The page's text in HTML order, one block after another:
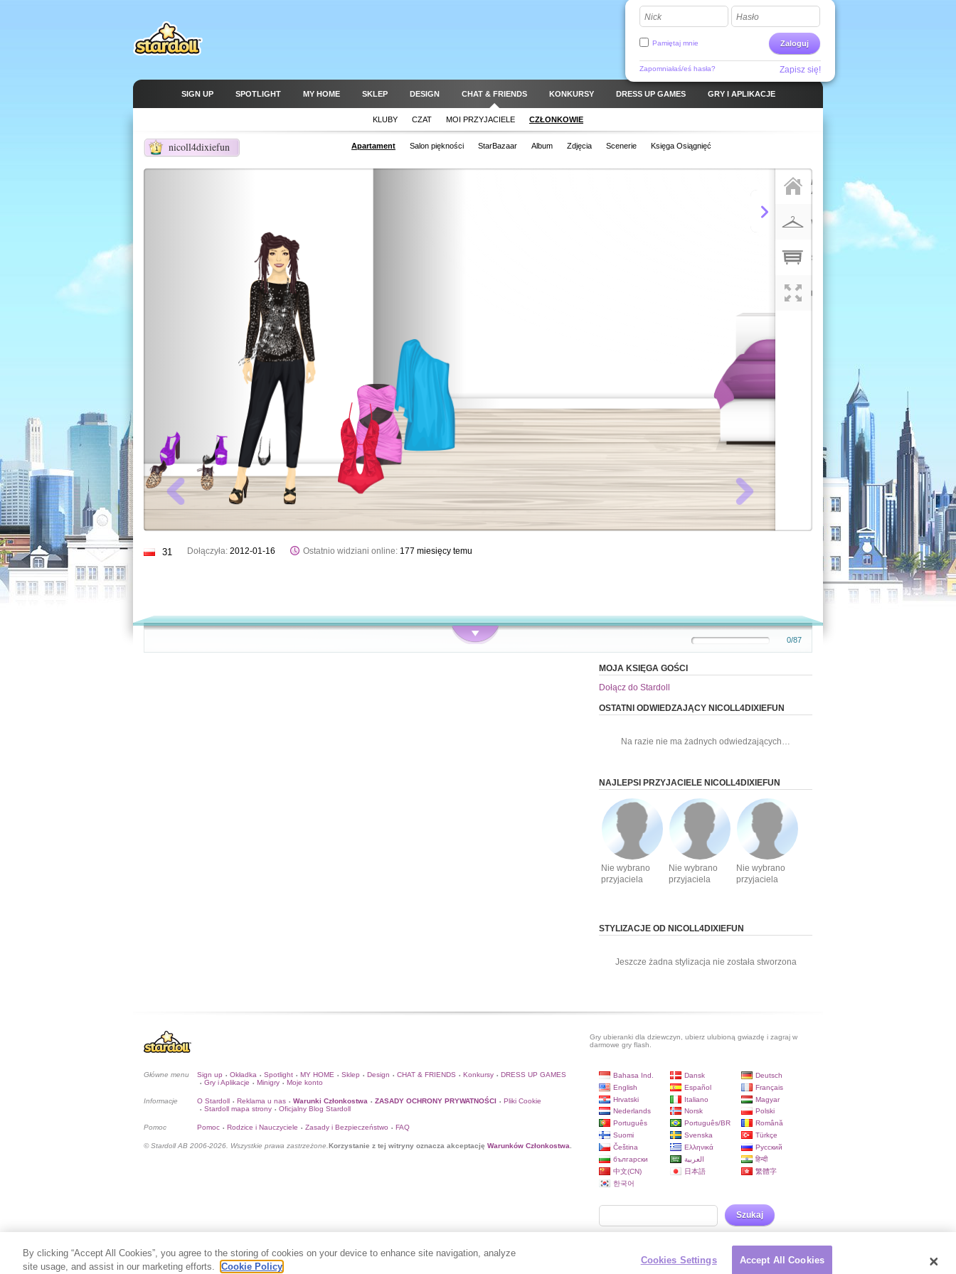
Nick Hasło
Zaloguj
Pamiętaj mnie
Zapomniałaś/eś hasła? Zapisz się!
SIGN UP SPOTLIGHT MY HOME SKLEP DESIGN CHAT & FRIENDS KONKURSY DRESS UP GAMES GRY I APLIKACJE
KLUBY CZAT MOI PRZYJACIELE CZŁONKOWIE
nicoll4dixiefun
1 Apartament Salon piękności StarBazaar Album Zdjęcia Scenerie Księga Osiągnięć
31 Dołączyła: 2012-01-16 Ostatnio widziani online: 177 miesięcy temu
0/87
MOJA KSIĘGA GOŚCI
Dołącz do Stardoll
OSTATNI ODWIEDZAJĄCY NICOLL4DIXIEFUN
Na razie nie ma żadnych odwiedzających…
NAJLEPSI PRZYJACIELE NICOLL4DIXIEFUN
Nie wybrano
przyjaciela
Nie wybrano
przyjaciela
Nie wybrano
przyjaciela
STYLIZACJE OD NICOLL4DIXIEFUN
Jeszcze żadna stylizacja nie została stworzona
Gry ubieranki dla dziewczyn, ubierz ulubioną gwiazdę i zagraj w
darmowe gry flash.
Główne menu Sign up • Okładka • Spotlight • MY HOME • Sklep • Design • CHAT & FRIENDS • Konkursy • DRESS UP GAMES
• Gry i Aplikacje • Minigry • Moje konto
Informacje O Stardoll • Reklama u nas • Warunki Członkostwa • ZASADY OCHRONY PRYWATNOŚCI • Pliki Cookie
• Stardoll mapa strony • Oficjalny Blog Stardoll
Pomoc Pomoc • Rodzice i Nauczyciele • Zasady i Bezpieczeństwo • FAQ
© Stardoll AB 2006-2026. Wszystkie prawa zastrzeżone. Korzystanie z tej witryny oznacza akceptację Warunków Członkostwa
Bahasa Ind. Dansk
Deutsch
English
Español
Français
Hrvatski
Italiano
Magyar
Nederlands
Norsk
Polski
Português
Português/BR
Română
Suomi
Svenska
Türkçe
Čeština
Ελληνικά
Русский
български
العربية
हिन्दी
中文(CN)
日本語
繁體字
한국어
Szukaj
By clicking “Accept All Cookies”, you agree to the storing of cookies on your device to enhance site navigation, analyze
site usage, and assist in our marketing efforts.
Cookie Policy
Cookies Settings Accept All Cookies